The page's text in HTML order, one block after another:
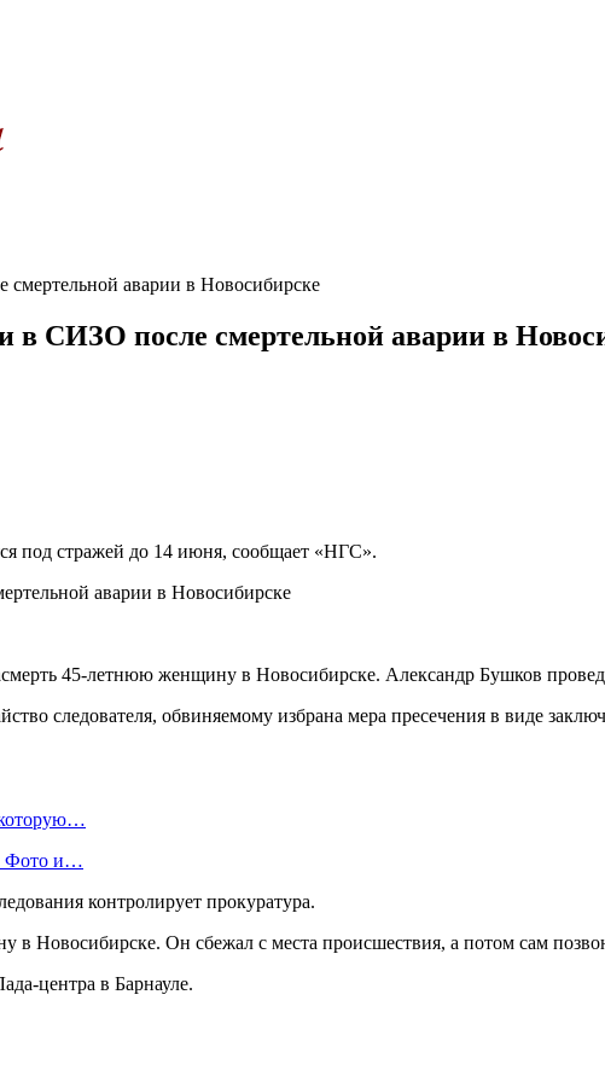
аварии в Новосибирске
в СИЗО после смертельной аварии в
под стражей до 14 июня, сообщает «НГС».
45-летнюю женщину в Новосибирске. Александр Бушков
следователя, обвиняемому избрана мера пресечения в виде
Фото и…
контролирует прокуратура.
Новосибирске. Он сбежал с места происшествия, а потом сам
центра в Барнауле.